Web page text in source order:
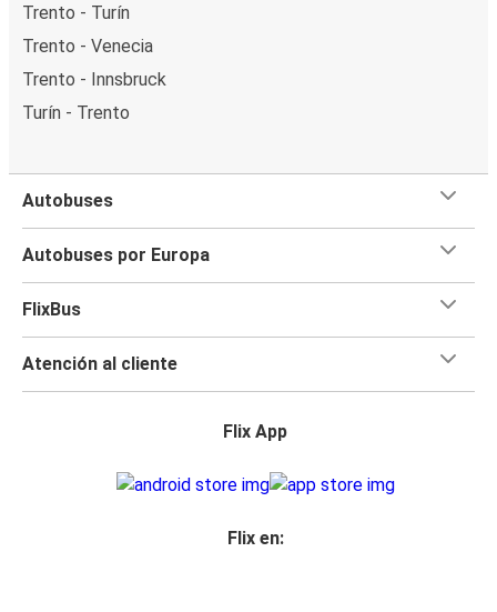
Trento - Turín
Trento - Venecia
Trento - Innsbruck
Turín - Trento
Autobuses
Autobuses por Europa
FlixBus
Atención al cliente
Flix App
Flix en: